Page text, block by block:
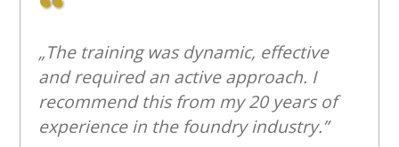
„The training was dynamic, effective
and required an active approach. I
recommend this from my 20 years of
experience in the foundry industry.”